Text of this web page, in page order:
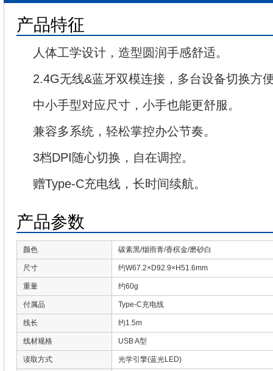
产品特征
人体工学设计，造型圆润手感舒适。
2.4G无线&蓝牙双模连接，多台设备切换方
中小手型对应尺寸，小手也能更舒服。
兼容多系统，轻松掌控办公节奏。
3档DPI随心切换，自在调控。
赠Type-C充电线，长时间续航。
产品参数
颜色 碳素黑/烟雨青/香槟金/磨砂白
尺寸 约W67.2×D92.9×H51.6mm
重量 约60g
付属品 Type-C充电线
线长 约1.5m
线材规格 USB A型
读取方式 光学引擎(蓝光LED)